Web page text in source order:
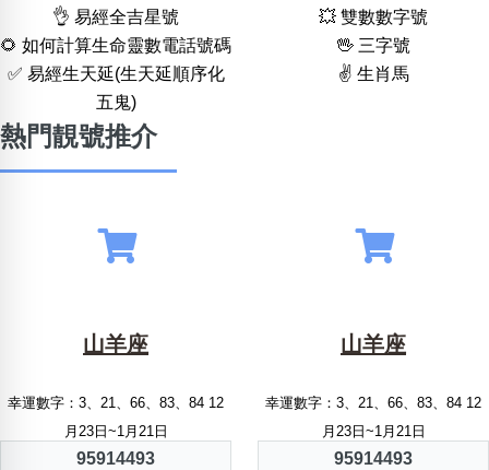
👌 易經全吉星號
💥 雙數數字號
🌻 如何計算生命靈數電話號碼
🖖 三字號
✅ 易經生天延(生天延順序化
五鬼)
✌️ 生肖馬
熱門靚號推介
山羊座
幸運數字：3、21、66、83、84 12
月23日~1月21日
95914493
山羊座
幸運數字：3、21、66、83、84 12
月23日~1月21日
95914493